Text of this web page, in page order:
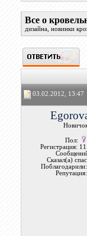
Все о
дизайна, новинки
03.02.2012, 13:47
Пол:
Регистрация:
Сказал(а)
Репутация: